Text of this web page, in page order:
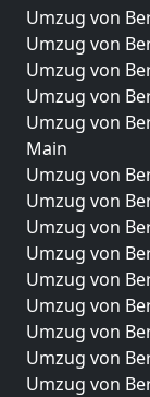
Umzug von
Umzug von
Umzug von
Umzug von
Umzug von
Main
Umzug von
Umzug von
Umzug von
Umzug von
Umzug von
Umzug von
Umzug von
Umzug von
Umzug von